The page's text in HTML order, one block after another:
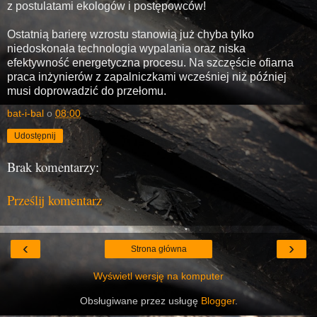
z postulatami ekologów i postępowców!
Ostatnią barierę wzrostu stanowią już chyba tylko
niedoskonała technologia wypalania oraz niska
efektywność energetyczna procesu. Na szczęście ofiarna
praca inżynierów z zapalniczkami wcześniej niż później
musi doprowadzić do przełomu.
bat-i-bal o 08:00
Udostępnij
Brak komentarzy:
Prześlij komentarz
‹ ›
Strona główna
Wyświetl wersję na komputer
Obsługiwane przez usługę Blogger.